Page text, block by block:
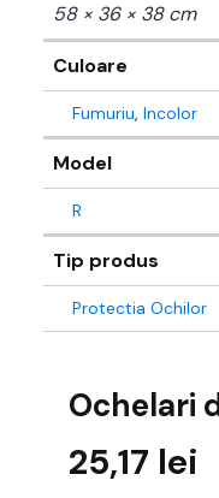
58 × 36 × 38 cm
Culoare
Fumuriu, Incolor
Model
R
Tip produs
Protectia Ochilor
Ochelari
25,17 lei